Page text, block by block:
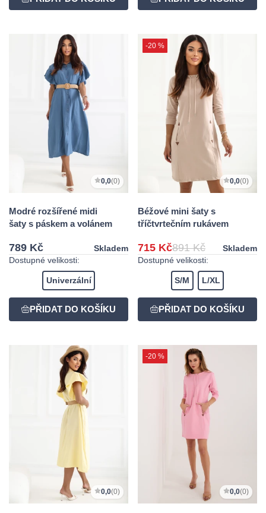
0,0(0)
Modré rozšířené midi
šaty s páskem a volánem
789 Kč
Skladem
Dostupné velikosti:
Univerzální
-20 %
0,0(0)
Béžové mini šaty s
tříčtvrtečním rukávem
715 Kč891 Kč
Skladem
Dostupné velikosti:
S/M L/XL
0,0(0)
-20 %
0,0(0)